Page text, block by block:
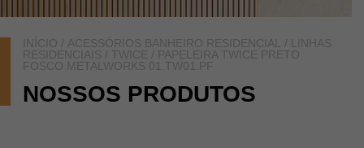
INÍCIO / ACESSÓRIOS BANHEIRO RESIDENCIAL /
LINHAS
RESIDENCIAIS / TWICE / PAPELEIRA TWICE PRETO
FOSCO METALWORKS 01.TW01.PF
NOSSOS PRODUTOS